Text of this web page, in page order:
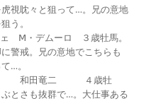
視眈々と狙って…。兄の意地
う。
Ⅿ・デムーロ ３歳牡馬。
警戒。兄の意地でこちらも
…。
和田竜二 ４歳牡
とさも抜群で…。大仕事ある